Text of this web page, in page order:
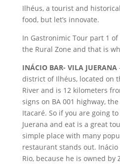
Ilhéus, a tourist and
food, but let’s innovate.
In Gastronimic Tour part 1
the Rural Zone and that is
INÁCIO BAR- VILA JUERANA
district of Ilhéus, located on
River and is 12 kilometers
signs on BA 001 highway,
Itacaré. So if you are going
Juerana and eat is a great
simple place with many
restaurant stands out.
Rio, because he is owned by